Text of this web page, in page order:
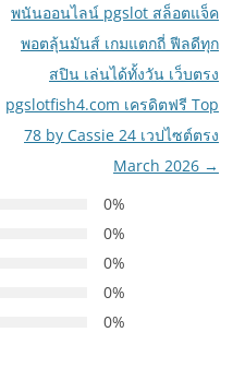
พนันออนไลน์ pgslot สล็อตแจ็ค
พอตลุ้นมันส์ เกมแตกถี่ ฟีลดีทุก
สปิน เล่นได้ทั้งวัน เว็บตรง
pgslotfish4.com เครดิตฟรี Top
78 by Cassie 24 เวปไซต์ตรง
March 2026 →
0%
0%
0%
0%
0%